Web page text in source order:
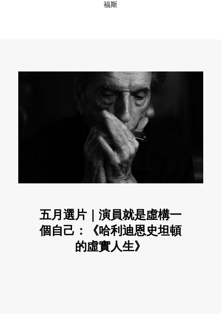
福斯
五月選片｜演員就是虛構一
個自己：《哈利迪恩史坦頓
的虛實人生》